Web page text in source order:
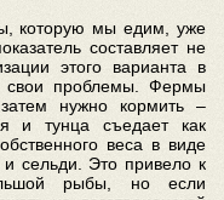
которую мы едим, уже
составляет не
этого варианта в
свои проблемы. Фермы
нужно кормить –
и тунца съедает как
веса в виде
сельди. Это привело к
рыбы, но если